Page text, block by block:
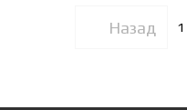
Назад 1